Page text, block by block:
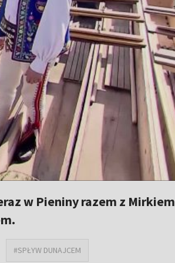
w Pieniny razem z Mirkiem
#SPŁYW DUNAJCEM